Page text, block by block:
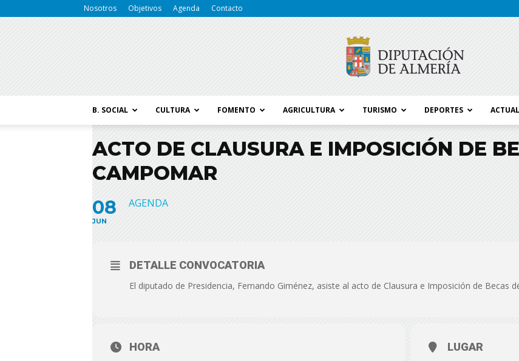
Nosotros Objetivos Agenda Contacto
B. SOCIAL CULTURA FOMENTO AGRICULTURA TURISMO DEPORTES
ACTO DE CLAUSURA E IMPOSICIÓN DE
CAMPOMAR
08
JUN
AGENDA
DETALLE CONVOCATORIA
El diputado de Presidencia, Fernando Giménez, asiste al acto de Clausura e Imposición de Becas
HORA LUGAR